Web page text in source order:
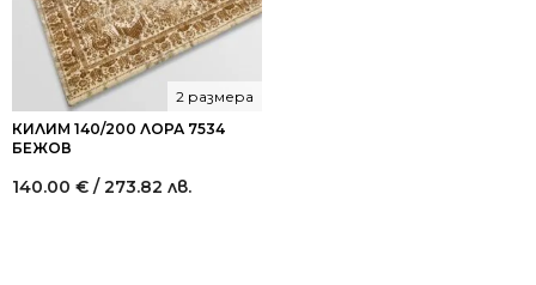
КИЛИМ 140/200 ЛОРА 7534
БЕЖОВ
2 размера
140.00 € / 273.82 лв.